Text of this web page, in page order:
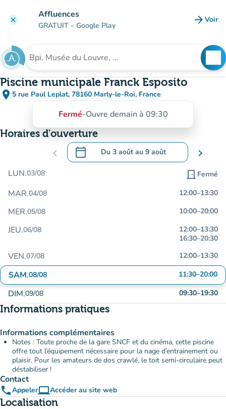
clear Affluences
GRATUIT – Google Play arrow_forward Voir
Rechercher un établissement
Piscine municipale Franck Esposito
place 5 rue Paul Leplat, 78160 Marly-le-Roi, France
(ouvrir dans Google Maps)
(nouvel onglet)
Fermé-Ouvre demain à 09:30
Horaires d'ouverture
chevron_left calendar_today Du 3 aoûtau 9 août
.Ouvrir le calendrier pour changer de
chevron_right
LUN.03/08 door_front Fermé
MAR.04/08 12:00–13:30
MER.05/08 10:00–20:00
JEU.06/08 12:00–13:30
16:30–20:30
VEN.07/08 12:00–13:30
SAM.08/08 11:30–20:00
DIM.09/08 09:30–19:30
Informations pratiques
Informations complémentaires
Notes : Toute proche de la gare SNCF et du cinéma, cette piscine
offre tout l’équipement nécessaire pour la nage d’entrainement ou
plaisir. Pour les amateurs de dos crawlé, le toit semi-circulaire peut
déstabiliser !
Contact
phoneAppelercomputerAccéder au site web
(nouvel onglet)
Localisation